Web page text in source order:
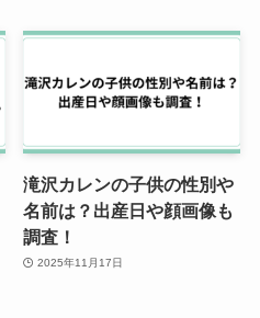
滝沢カレンの子供の性別や
名前は？出産日や顔画像も
調査！
2025年11月17日